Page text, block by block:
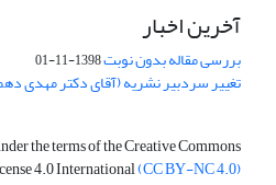
آخرین اخبار
بررسی مقاله بدون نوبت1398-11-01
تغییر سردبیر نشریه (آقای دکتر مهدی
the terms of the Creative Commons
4.0 International(CC BY-NC 4.0)